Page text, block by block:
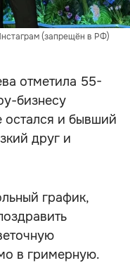
(запрещён в РФ)
отметила 55-
бизнесу
остался и бывший
друг и
график,
в гримерную.